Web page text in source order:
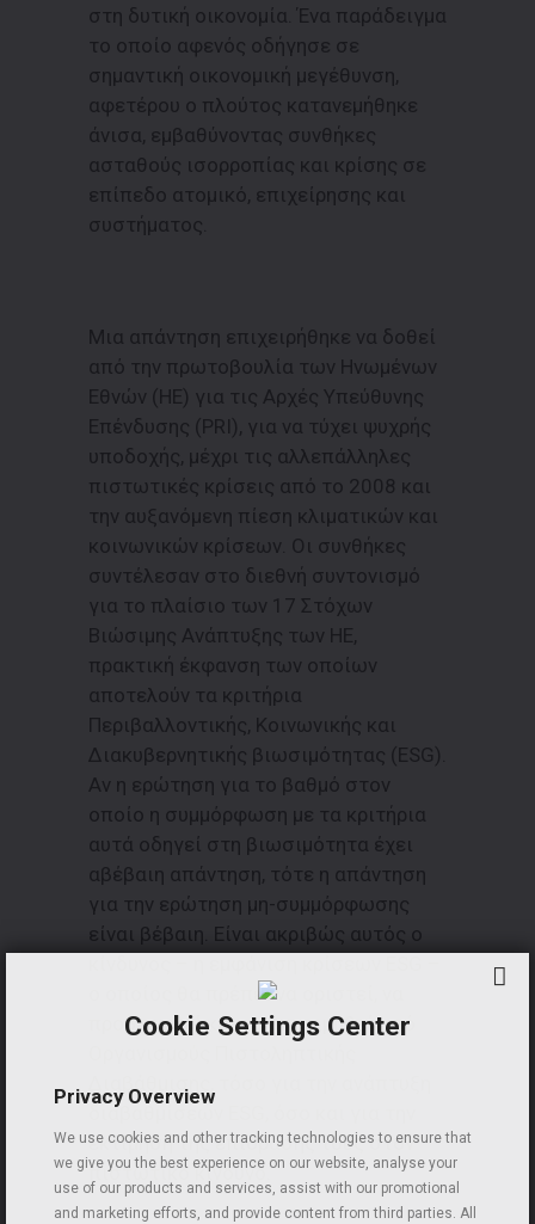
στη δυτική οικονομία. Ένα παράδειγμα
το οποίο αφενός οδήγησε σε
σημαντική οικονομική μεγέθυνση,
αφετέρου ο πλούτος κατανεμήθηκε
άνισα, εμβαθύνοντας συνθήκες
ασταθούς ισορροπίας και κρίσης σε
επίπεδο ατομικό, επιχείρησης και
συστήματος.
Μια απάντηση επιχειρήθηκε να δοθεί
από την πρωτοβουλία των Ηνωμένων
Εθνών (ΗΕ) για τις Αρχές Υπεύθυνης
Επένδυσης (PRI), για να τύχει ψυχρής
υποδοχής, μέχρι τις αλλεπάλληλες
πιστωτικές κρίσεις από το 2008 και
την αυξανόμενη πίεση κλιματικών και
κοινωνικών κρίσεων. Οι συνθήκες
συντέλεσαν στο διεθνή συντονισμό
για το πλαίσιο των 17 Στόχων
Βιώσιμης Ανάπτυξης των ΗΕ,
πρακτική έκφανση των οποίων
αποτελούν τα κριτήρια
Περιβαλλοντικής, Κοινωνικής και
Διακυβερνητικής βιωσιμότητας (ESG).
Αν η ερώτηση για το βαθμό στον
οποίο η συμμόρφωση με τα κριτήρια
αυτά οδηγεί στη βιωσιμότητα έχει
αβέβαιη απάντηση, τότε η απάντηση
για την ερώτηση μη-συμμόρφωσης
είναι βέβαιη. Είναι ακριβώς αυτός ο
ο οποίος θα πρέπει να οριστεί, να
προβλεφθεί και να αποτιμηθεί από
διαβαθμίσεων ESG, όσο και για την
εκτίμηση της επίδρασής τους στον
πιστωτικό κίνδυνο.
Cookie Settings Center
Privacy Overview
We use cookies and other tracking technologies to ensure that
we give you the best experience on our website, analyse your
use of our products and services, assist with our promotional
and marketing efforts, and provide content from third parties. All